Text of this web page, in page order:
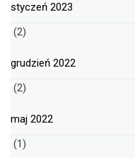
styczeń 2023
(2)
grudzień 2022
(2)
maj 2022
(1)